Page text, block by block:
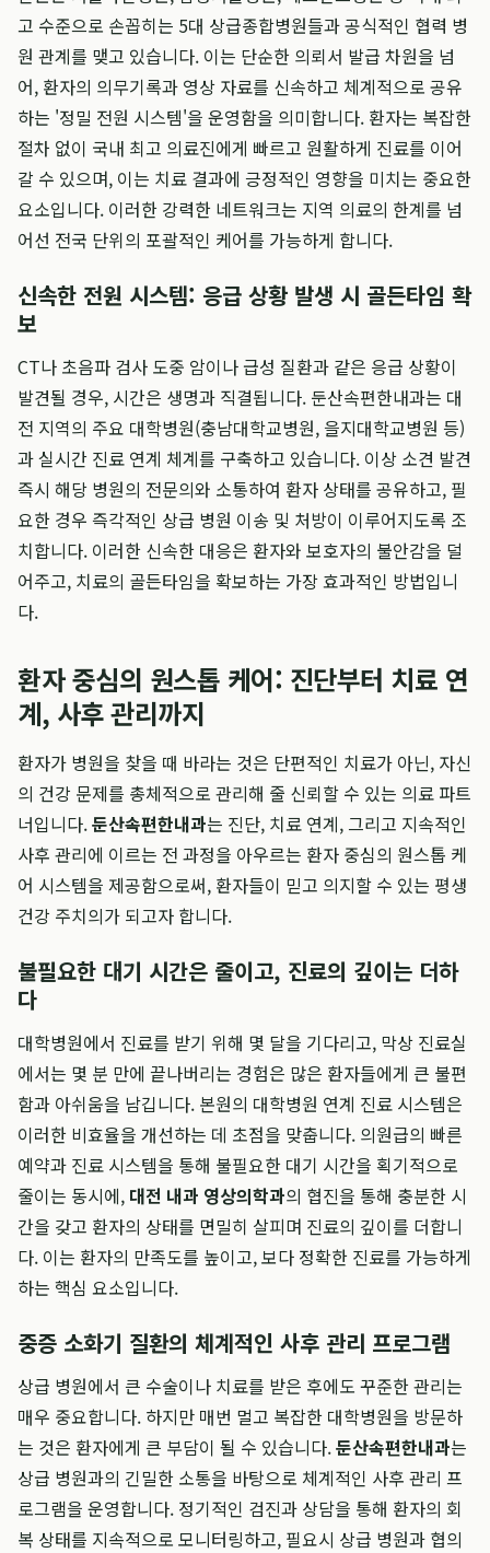
고 수준으로 손꼽히는 5대 상급종합병원들과 공식적인 협력 병
원 관계를 맺고 있습니다. 이는 단순한 의뢰서 발급 차원을 넘
어, 환자의 의무기록과 영상 자료를 신속하고 체계적으로 공유
하는 '정밀 전원 시스템'을 운영함을 의미합니다. 환자는 복잡한
절차 없이 국내 최고 의료진에게 빠르고 원활하게 진료를 이어
갈 수 있으며, 이는 치료 결과에 긍정적인 영향을 미치는 중요한
요소입니다. 이러한 강력한 네트워크는 지역 의료의 한계를 넘
어선 전국 단위의 포괄적인 케어를 가능하게 합니다.
신속한 전원 시스템: 응급 상황 발생 시 골든타임 확
보
CT나 초음파 검사 도중 암이나 급성 질환과 같은 응급 상황이
발견될 경우, 시간은 생명과 직결됩니다. 둔산속편한내과는 대
전 지역의 주요 대학병원(충남대학교병원, 을지대학교병원 등)
과 실시간 진료 연계 체계를 구축하고 있습니다. 이상 소견 발견
즉시 해당 병원의 전문의와 소통하여 환자 상태를 공유하고, 필
요한 경우 즉각적인 상급 병원 이송 및 처방이 이루어지도록 조
치합니다. 이러한 신속한 대응은 환자와 보호자의 불안감을 덜
어주고, 치료의 골든타임을 확보하는 가장 효과적인 방법입니
다.
환자 중심의 원스톱 케어: 진단부터 치료 연
계, 사후 관리까지
환자가 병원을 찾을 때 바라는 것은 단편적인 치료가 아닌, 자신
의 건강 문제를 총체적으로 관리해 줄 신뢰할 수 있는 의료 파트
너입니다.둔산속편한내과는 진단, 치료 연계, 그리고 지속적인
사후 관리에 이르는 전 과정을 아우르는 환자 중심의 원스톱 케
어 시스템을 제공함으로써, 환자들이 믿고 의지할 수 있는 평생
건강 주치의가 되고자 합니다.
불필요한 대기 시간은 줄이고, 진료의 깊이는 더하
다
대학병원에서 진료를 받기 위해 몇 달을 기다리고, 막상 진료실
에서는 몇 분 만에 끝나버리는 경험은 많은 환자들에게 큰 불편
함과 아쉬움을 남깁니다. 본원의 대학병원 연계 진료 시스템은
이러한 비효율을 개선하는 데 초점을 맞춥니다. 의원급의 빠른
예약과 진료 시스템을 통해 불필요한 대기 시간을 획기적으로
줄이는 동시에, 대전 내과 영상의학과의 협진을 통해 충분한 시
간을 갖고 환자의 상태를 면밀히 살피며 진료의 깊이를 더합니
다. 이는 환자의 만족도를 높이고, 보다 정확한 진료를 가능하게
하는 핵심 요소입니다.
중증 소화기 질환의 체계적인 사후 관리 프로그램
상급 병원에서 큰 수술이나 치료를 받은 후에도 꾸준한 관리는
매우 중요합니다. 하지만 매번 멀고 복잡한 대학병원을 방문하
는 것은 환자에게 큰 부담이 될 수 있습니다.둔산속편한내과는
상급 병원과의 긴밀한 소통을 바탕으로 체계적인 사후 관리 프
로그램을 운영합니다. 정기적인 검진과 상담을 통해 환자의 회
복 상태를 지속적으로 모니터링하고, 필요시 상급 병원과 협의